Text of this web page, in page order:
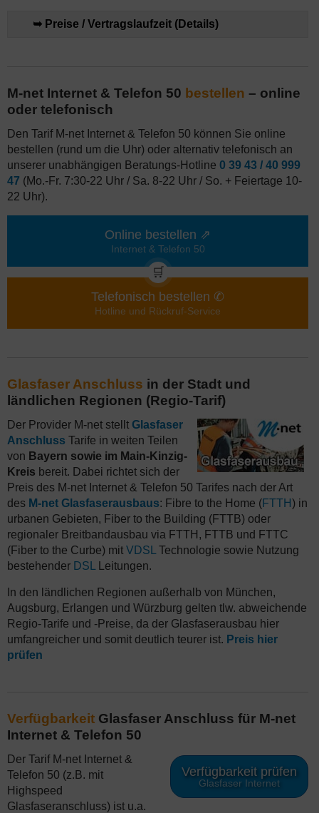
➥ Preise / Vertragslaufzeit (Details)
M-net Internet & Telefon 50 bestellen – online
oder telefonisch
Den Tarif M-net Internet & Telefon 50 können Sie online
bestellen (rund um die Uhr) oder alternativ telefonisch an
unserer unabhängigen Beratungs-Hotline 0 39 43 / 40 999
47 (Mo.-Fr. 7:30-22 Uhr / Sa. 8-22 Uhr / So. + Feiertage 10-
22 Uhr).
Online bestellen ⇗
Internet & Telefon 50
🛒
Telefonisch bestellen ✆
Hotline und Rückruf-Service
Glasfaser Anschluss in der Stadt und
ländlichen Regionen (Regio-Tarif)
Der Provider M-net stellt Glasfaser
Anschluss Tarife in weiten Teilen
von Bayern sowie im Main-Kinzig-
Kreis bereit. Dabei richtet sich der
Preis des M-net Internet & Telefon 50 Tarifes nach der Art
des M-net Glasfaserausbaus: Fibre to the Home (FTTH) in
urbanen Gebieten, Fiber to the Building (FTTB) oder
regionaler Breitbandausbau via FTTH, FTTB und FTTC
(Fiber to the Curbe) mit VDSL
Technologie sowie Nutzung
bestehender DSL Leitungen.
In den ländlichen Regionen außerhalb von München,
Augsburg, Erlangen und Würzburg gelten tlw. abweichende
Regio-Tarife und -Preise, da der Glasfaserausbau hier
umfangreicher und somit deutlich teurer ist. Preis hier
prüfen
Verfügbarkeit Glasfaser Anschluss für M-net
Internet & Telefon 50
Verfügbarkeit prüfen
Glasfaser Internet
Der Tarif M-net Internet &
Telefon 50 (z.B. mit
Highspeed
Glasfaseranschluss) ist u.a.